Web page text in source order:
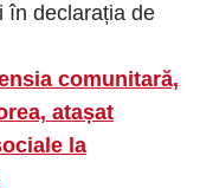
în declarația de
comunitară,
atașat
la